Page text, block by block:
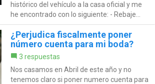
histórico del vehículo a la casa oficial y me
he encontrado con lo siguiente: - Rebaje...
¿Perjudica fiscalmente poner
número cuenta para mi boda?
3 respuestas
Nos casamos en Abril de este año y no
tenemos claro si poner numero cuenta para